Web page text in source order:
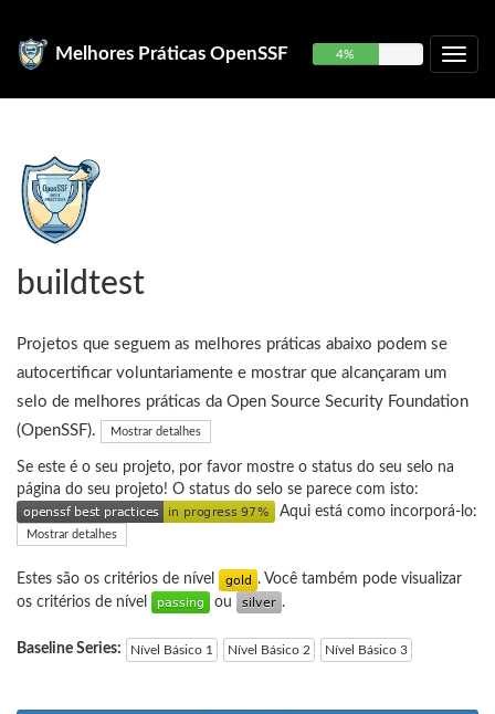
Melhores Práticas OpenSSF 4%
buildtest
Projetos que seguem as melhores práticas abaixo podem se
autocertificar voluntariamente e mostrar que alcançaram um
selo de melhores práticas da Open Source Security Foundation
(OpenSSF).
Mostrar detalhes
Se este é o seu projeto, por favor mostre o status do seu selo na
página do seu projeto! O status do selo se parece com isto:
Aqui está como incorporá-lo:
Mostrar detalhes
Estes são os critérios de nível
. Você também pode visualizar
os critérios de nível
ou .
Baseline Series: Nível Básico 1 Nível Básico 2 Nível Básico 3